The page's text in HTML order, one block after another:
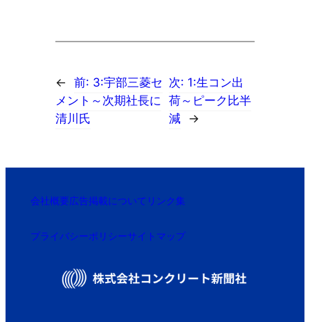
← 前: 3:宇部三菱セ
メント～次期社長に
清川氏
次: 1:生コン出
荷～ピーク比半
減
→
会社概要広告掲載について リンク集
プライバシーポリシーサイトマップ